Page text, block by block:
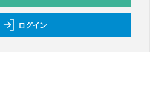
ログイン